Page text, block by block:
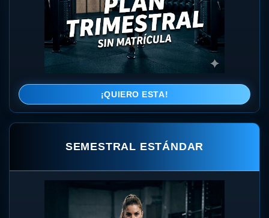
¡QUIERO ESTA!
SEMESTRAL ESTÁNDAR